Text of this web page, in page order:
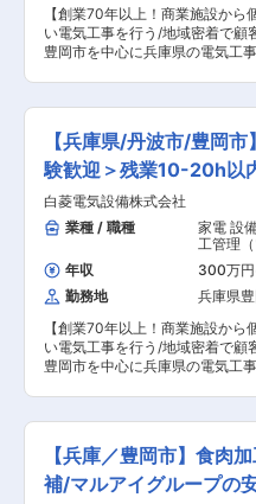
大きなやりがいを感じていただ
す。 ＜キャリアパスプラン＞ 当面は当募集ポジ
ションにてご活躍いただきます
ンを含めたキャリアデザインを
的には、技術開発のスペシャリ
す。 変更の範囲：会社の定める
す。 ■魅力： 当社では、社員を大切にして、風
通しも良く働き甲斐のある職場
10-20h以内！事前申請の上で残
が残業時間の管理を行っている
て、1時間単位で取得が可能で
康経営の認定あり！がん保険の
社員に脳ドックの受診など、社
に働いていける環境づくりをし
格支援でスキルアップを後押し！
習会や資格試験の受験費全額負
り、キャリアアップを目指せます。 ■本件
府主導の地方創生事業の一環であ
ッチング事業に基づく求人でご
URL>https://www.chisou.go.jp/
【創業70年以上！商業施設から
い電気工事を行う/地域密着で顧
豊岡市を中心に兵庫県の電気工
官公庁や工務店から依頼をいた
問してヒアリングを行います。
ーズに合わせて他部署と連携し
成し、提案を行います。 【顧客】すでに取引のあ
る官公庁や工務店がメインです
から紹介いただいた工務店や、
み新規顧客も担当することがあ
例】但馬ドーム、総合病院、特
食センター等 【営業スタイル】既存：新規＝9：1
新規営業は基本的に既存顧客か
め、飛び込み訪問はありません
【担当エリア】豊岡市を中心に
ほぼありません。遠くても大阪
りで行ける範囲が主です。 ※直
って可能です。 ■魅力： 当社では、社員を大切
にして、風通しも良く働き甲斐
管理体制が整っています。 ◆有
境！計画有給5日に加えて、都度
体調によって、1時間単位で取得
【兵庫県/丹波市/豊岡
験歓迎＞残業10-20h以
白菱電気設備株式会社
業種 / 職種
家電 設
工管理
衛生設
年収 300万円
勤務地
兵庫県
【創業70年以上！商業施設から
い電気工事を行う/地域密着で顧
豊岡市を中心に兵庫県の電気工
体を管理、施工者、材料、方法
施工計画の策定、原価管理、工
などを行い、経済的かつ安全に
うにする。 ・案件について：ゼ
けの案件が6-7割程度（公共工事
【兵庫／豊岡市】食肉
補/マルアイグループの